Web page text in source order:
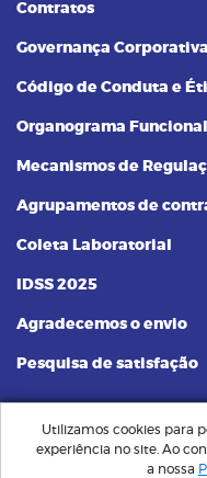
Contratos
Governança Corporativa
Código de Conduta e
Organograma
Mecanismos de
Agrupamentos de
Coleta Laboratorial
IDSS 2025
Agradecemos o envio
Pesquisa de satisfação
Plano Santa Saúde |
Utilizamos cookies para
experiência no site. Ao
a nossa